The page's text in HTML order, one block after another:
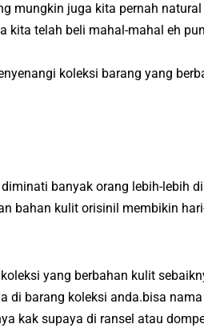
mungkin juga kita pernah natural
kita telah beli mahal-mahal eh pun
koleksi barang yang
banyak orang lebih-lebih di
bahan kulit orisinil membikin
yang berbahan kulit
di barang koleksi anda.bisa
kak supaya di ransel atau